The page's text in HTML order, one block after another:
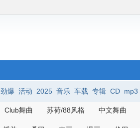
劲爆 活动 2025 音乐 车载 专辑 CD mp3
Club舞曲 苏荷/88风格 中文舞曲